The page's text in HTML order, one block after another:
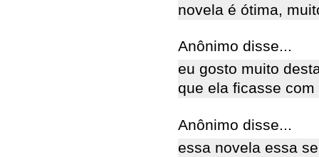
novela é ótima,
Anônimo disse...
eu gosto muito
que ela ficasse com
Anônimo disse...
essa novela essa